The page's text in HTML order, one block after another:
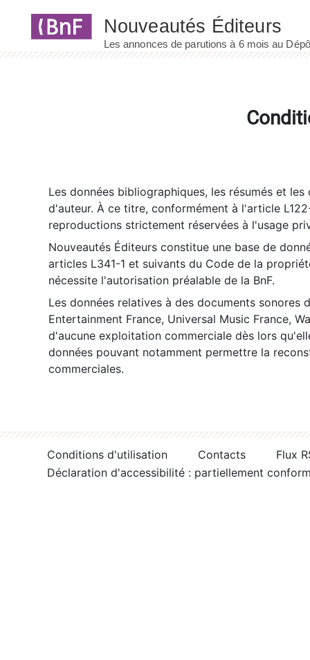
Les données bibliographiques, les résumés et
d'auteur. À ce titre, conformément à l'article
reproductions strictement réservées à l'usage
Nouveautés Éditeurs constitue une base de
articles L341-1 et suivants du Code de la
nécessite l'autorisation préalable de la BnF.
Les données relatives à des documents sonores
Entertainment France, Universal Music France,
d'aucune exploitation commerciale dès lors
données pouvant notamment permettre la
commerciales.
Conditions d'utilisation Contacts
Flux
Déclaration d'accessibilité : partiellement